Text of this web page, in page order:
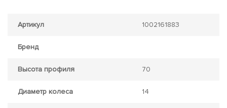
Артикул 1002161883
Бренд
Высота профиля 70
Диаметр колеса 14